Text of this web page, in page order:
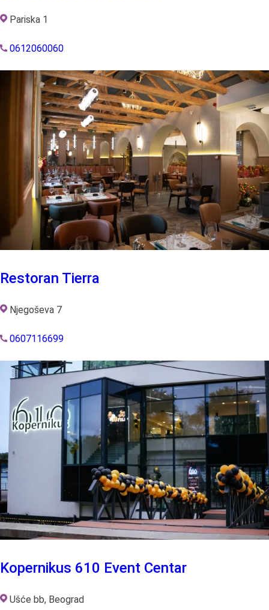
Pariska 1
0612060060
Restoran Tierra
Njegoševa 7
0607116699
Kopernikus 610 Event Centar
Ušće bb, Beograd